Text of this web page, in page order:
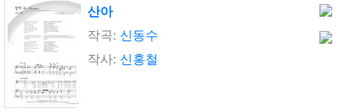
산아
작곡: 신동수
작사: 신홍철